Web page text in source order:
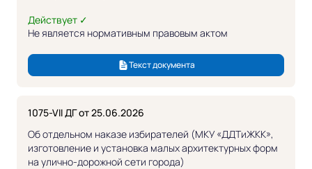
Действует ✓
Не является нормативным правовым актом
Текст документа
1075-VII ДГ от 25.06.2026
Об отдельном наказе избирателей (МКУ «ДДТиЖКК»,
изготовление и установка малых архитектурных форм
на улично-дорожной сети города)